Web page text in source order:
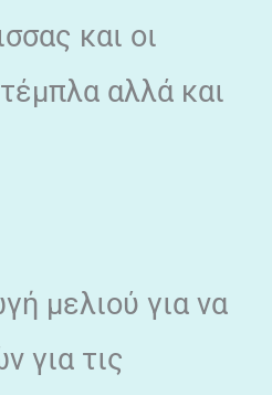
και οι
αλλά και
μελιού για να
για τις